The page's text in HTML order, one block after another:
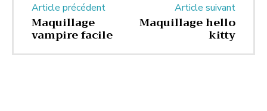
Article précédent
Maquillage
vampire facile
Article suivant
Maquillage hello
kitty